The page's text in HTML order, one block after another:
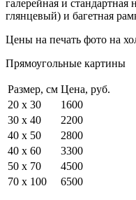
галерейная и
глянцевый) и багетная
Цены на печать фото на
Прямоугольные картины
Размер, см Цена, руб.
20 x 30
1600
30 x 40
2200
40 x 50
2800
40 x 60
3300
50 x 70
4500
70 x 100
6500